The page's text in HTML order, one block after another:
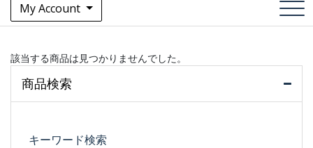
My Account
該当する商品は見つかりませんでした。
商品検索
キーワード検索